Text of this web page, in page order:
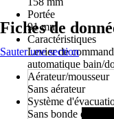
Portée
91 mm
Caractéristiques
Levier de
automatique bain/
Aérateur/mousseur
Sans aérateur
Système
Sans bonde de
Fiches de
Sauter une section